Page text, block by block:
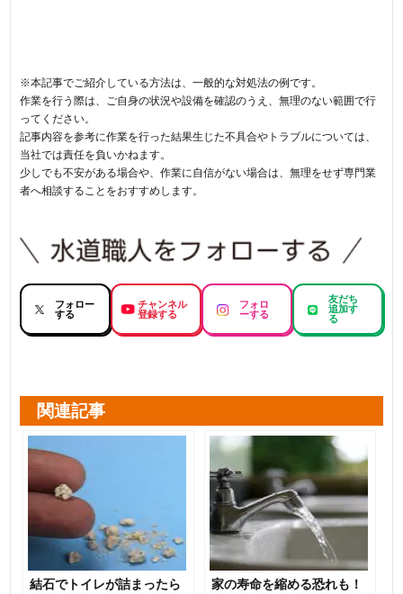
※本記事でご紹介している方法は、一般的な対処法の例です。
作業を行う際は、ご自身の状況や設備を確認のうえ、無理のない範囲で行
ってください。
記事内容を参考に作業を行った結果生じた不具合やトラブルについては、
当社では責任を負いかねます。
少しでも不安がある場合や、作業に自信がない場合は、無理をせず専門業
者へ相談することをおすすめします。
フォロー
する
チャンネル
登録する
フォロ
ーする
友だち
追加す
る
関連記事
結石でトイレが詰まったら
家の寿命を縮める恐れも！